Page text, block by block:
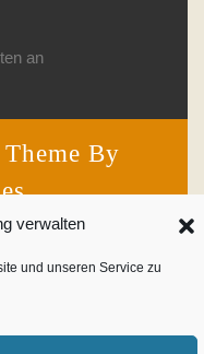
verwalten
und unseren Service zu
an
By